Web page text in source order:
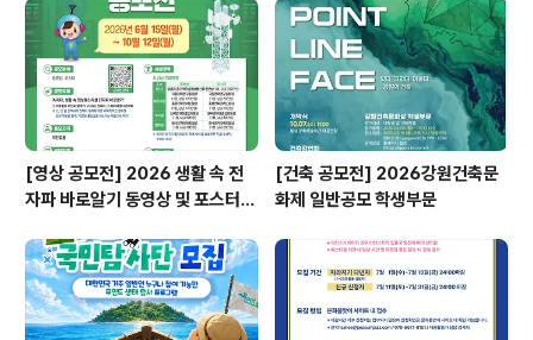
[영상 공모전] 2026 생활 속 전
자파 바로알기 동영상 및 포스터
[건축 공모전] 2026강원건축문
화제 일반공모 학생부문